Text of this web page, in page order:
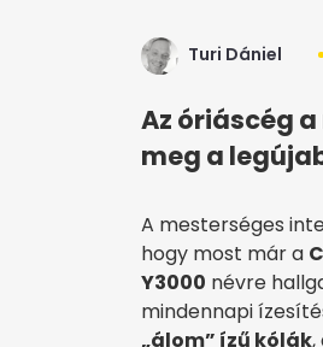
Turi Dániel
Az óriáscég
meg a
A mesterséges
hogy most már a
Y3000 névre
mindennapi
„álom” ízű kólák,